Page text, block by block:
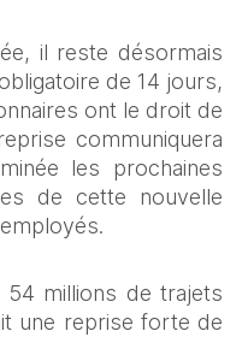
il reste désormais
de 14 jours,
ont le droit de
communiquera
les prochaines
de cette nouvelle
54 millions de trajets
une reprise forte de